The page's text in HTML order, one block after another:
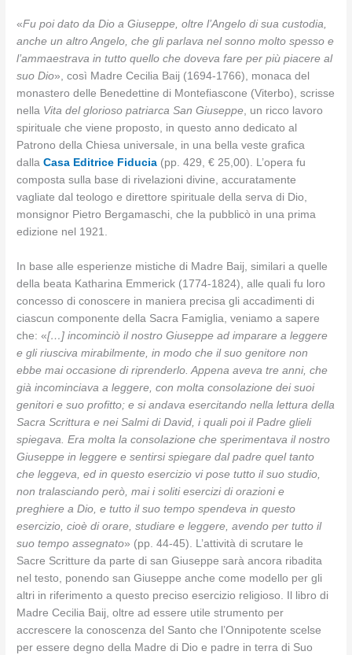
«Fu poi dato da Dio a Giuseppe, oltre l’Angelo di sua custodia,
anche un altro Angelo, che gli parlava nel sonno molto spesso e
l’ammaestrava in tutto quello che doveva fare per più piacere al
suo Dio», così Madre Cecilia Baij (1694-1766), monaca del
monastero delle Benedettine di Montefiascone (Viterbo), scrisse
nella Vita del glorioso patriarca San Giuseppe, un ricco lavoro
spirituale che viene proposto, in questo anno dedicato al
Patrono della Chiesa universale, in una bella veste grafica
dalla Casa Editrice Fiducia (pp. 429, € 25,00). L’opera fu
composta sulla base di rivelazioni divine, accuratamente
vagliate dal teologo e direttore spirituale della serva di Dio,
monsignor Pietro Bergamaschi, che la pubblicò in una prima
edizione nel 1921.
In base alle esperienze mistiche di Madre Baij, similari a quelle
della beata Katharina Emmerick (1774-1824), alle quali fu loro
concesso di conoscere in maniera precisa gli accadimenti di
ciascun componente della Sacra Famiglia, veniamo a sapere
che: «[…] incominciò il nostro Giuseppe ad imparare a leggere
e gli riusciva mirabilmente, in modo che il suo genitore non
ebbe mai occasione di riprenderlo. Appena aveva tre anni, che
già incominciava a leggere, con molta consolazione dei suoi
genitori e suo profitto; e si andava esercitando nella lettura della
Sacra Scrittura e nei Salmi di David, i quali poi il Padre glieli
spiegava. Era molta la consolazione che sperimentava il nostro
Giuseppe in leggere e sentirsi spiegare dal padre quel tanto
che leggeva, ed in questo esercizio vi pose tutto il suo studio,
non tralasciando però, mai i soliti esercizi di orazioni e
preghiere a Dio, e tutto il suo tempo spendeva in questo
esercizio, cioè di orare, studiare e leggere, avendo per tutto il
suo tempo assegnato» (pp. 44-45). L’attività di scrutare le
Sacre Scritture da parte di san Giuseppe sarà ancora ribadita
nel testo, ponendo san Giuseppe anche come modello per gli
altri in riferimento a questo preciso esercizio religioso. Il libro di
Madre Cecilia Baij, oltre ad essere utile strumento per
accrescere la conoscenza del Santo che l’Onnipotente scelse
per essere degno della Madre di Dio e padre in terra di Suo